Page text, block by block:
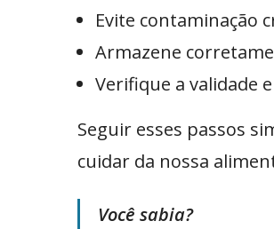
Evite contaminação
Armazene
Verifique a validade
Seguir esses passos
cuidar da nossa
Você sabia?